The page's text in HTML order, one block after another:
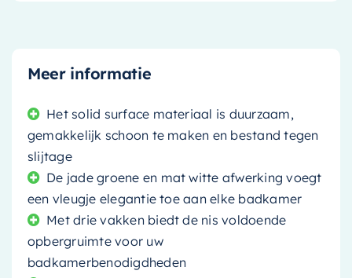
Meer informatie
Het solid surface materiaal is duurzaam,
gemakkelijk schoon te maken en bestand tegen
slijtage
De jade groene en mat witte afwerking voegt
een vleugje elegantie toe aan elke badkamer
Met drie vakken biedt de nis voldoende
opbergruimte voor uw
badkamerbenodigdheden